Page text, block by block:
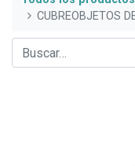
CUBREOBJETOS